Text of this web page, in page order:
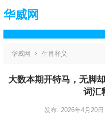
华威网
华威网 生肖释义
大数本期开特马，无脚
词汇
发布: 2026年4月20日